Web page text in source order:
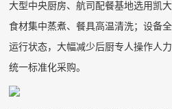
大型中央厨房、航司配餐基地选用凯
食材集中蒸煮、餐具高温清洗；设备
运行状态，大幅减少后厨专人操作人
统一标准化采购。